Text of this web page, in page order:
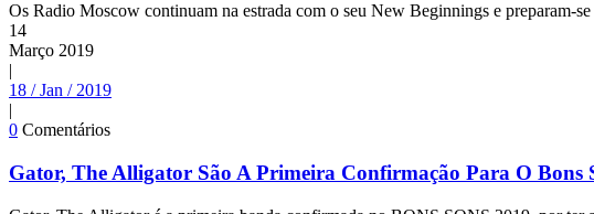
Os Radio Moscow continuam na estrada com o seu New Beginnings e preparam-
14
Março 2019
|
18 / Jan / 2019
|
0 Comentários
Gator, The Alligator São A Primeira Confirmação Para O Bons